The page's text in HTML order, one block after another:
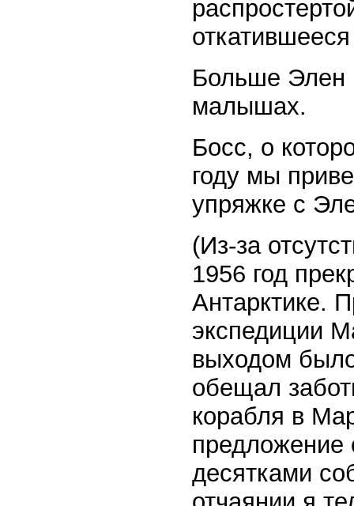
Больше Элен
малышах.
Босс, о
году мы
упряжке с
(Из-за
1956 год
Антарктике.
экспедиции
выходом
обещал
корабля в
предложение
десятками